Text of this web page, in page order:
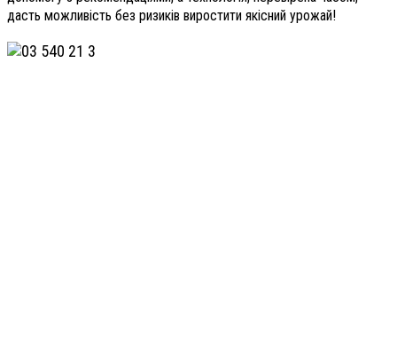
дасть можливість без ризиків виростити якісний урожай!